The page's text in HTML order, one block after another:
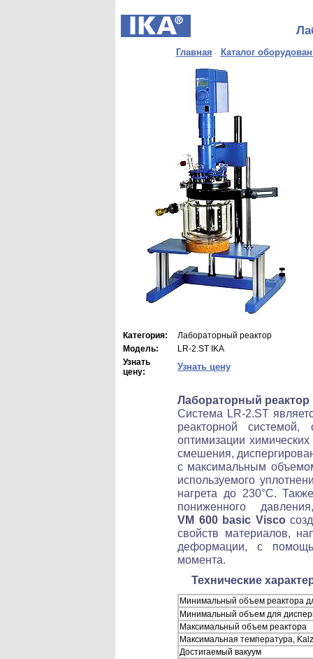
Главная Каталог
Категория:
Лабораторный реактор
Модель:
LR-2.ST IKA
Узнать
цену:
Узнать цену
Лабораторный реактор
Система LR-2.ST
реакторной
оптимизации
смешения,
с максимальным
используемого
нагрета до 230°С.
пониженного
VM 600 basic Visco
свойств материалов,
деформации, с
момента.
Технические
Минимальный объем реактора
Минимальный объем для
Максимальный объем реактора
Максимальная температура,
Достигаемый вакуум